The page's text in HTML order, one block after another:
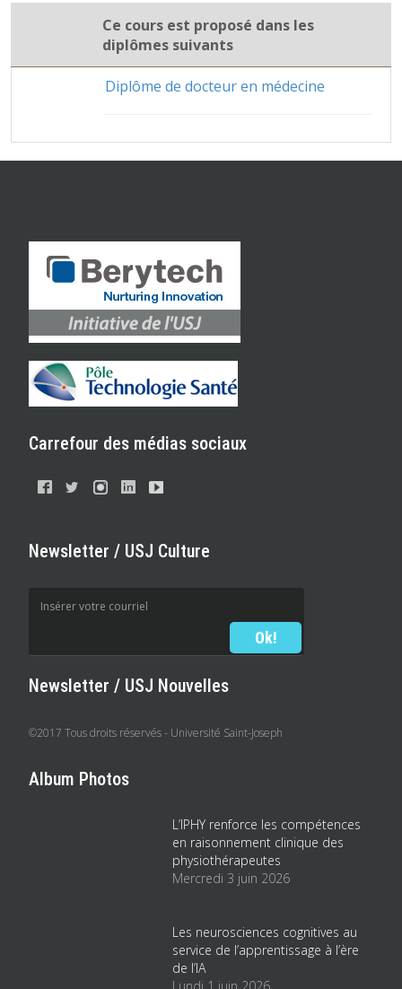
Ce cours est proposé dans les
diplômes suivants
Diplôme de docteur en médecine
Carrefour des médias sociaux
Newsletter / USJ Culture
Newsletter / USJ Nouvelles
©2017 Tous droits réservés - Université Saint-Joseph
Album Photos
L’IPHY renforce les compétences
en raisonnement clinique des
physiothérapeutes
Mercredi 3 juin 2026
Les neurosciences cognitives au
service de l’apprentissage à l’ère
de l’IA